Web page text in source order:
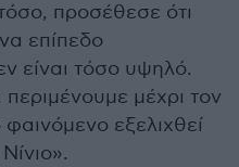
προσέθεσε ότι
επίπεδο
είναι τόσο υψηλό.
μέχρι τον
εξελιχθεί